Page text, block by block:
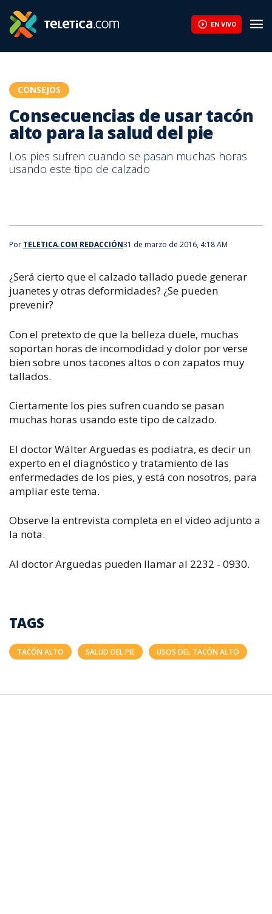
EN VIVO
CONSEJOS
Consecuencias de usar tacón
alto para la salud del pie
Los pies sufren cuando se pasan muchas horas
usando este tipo de calzado
Por TELETICA.COM REDACCIÓN31 de marzo de 2016, 4:18 AM
¿Será cierto que el calzado tallado puede generar
juanetes y otras deformidades? ¿Se pueden
prevenir?
Con el pretexto de que la belleza duele, muchas
soportan horas de incomodidad y dolor por verse
bien sobre unos tacones altos o con zapatos muy
tallados.
Ciertamente los pies sufren cuando se pasan
muchas horas usando este tipo de calzado.
El doctor Wálter Arguedas es podiatra, es decir un
experto en el diagnóstico y tratamiento de las
enfermedades de los pies, y está con nosotros, para
ampliar este tema.
Observe la entrevista completa en el video adjunto a
la nota.
Al doctor Arguedas pueden llamar al 2232 - 0930.
TAGS
TACÓN ALTO SALUD DEL PIE USOS DEL TACÓN ALTO